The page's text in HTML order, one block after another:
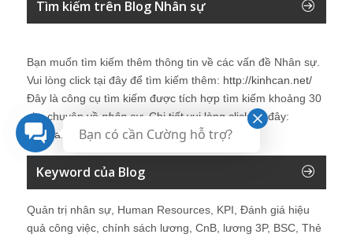
Tìm kiếm trên Blog Nhân sự
Bạn muốn tìm kiếm thêm thông tin về các vấn đề Nhân sự
Vui lòng click tại đây để tìm kiếm thêm: http://kinhcan.net/
Đây là công cụ tìm kiếm được tích hợp tìm kiếm khoảng 30
site chuyên vềnhân sự. Chi tiết vui lòng click tại đây:
Kinhcan24′s Search
Keyword của Blog
Quản trị nhân sự, Human Resources, KPI, Đánh giá hiệu
quả công việc, chính sách lương, CnB, lương 3P, BSC, Thẻ
Bạn có cần Cường hỗ trợ?